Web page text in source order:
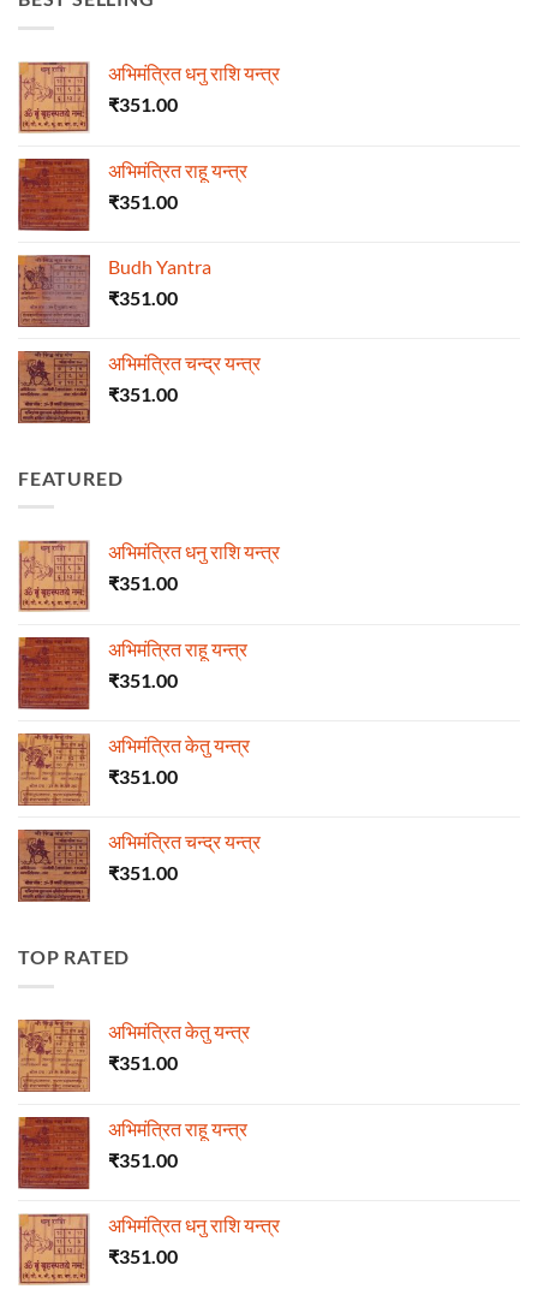
अभिमंत्रित धनु राशि यन्त्र
₹351.00
अभिमंत्रित राहू यन्त्र
₹351.00
Budh Yantra
₹351.00
अभिमंत्रित चन्द्र यन्त्र
₹351.00
FEATURED
अभिमंत्रित धनु राशि यन्त्र
₹351.00
अभिमंत्रित राहू यन्त्र
₹351.00
अभिमंत्रित केतु यन्त्र
₹351.00
अभिमंत्रित चन्द्र यन्त्र
₹351.00
TOP RATED
अभिमंत्रित केतु यन्त्र
₹351.00
अभिमंत्रित राहू यन्त्र
₹351.00
अभिमंत्रित धनु राशि यन्त्र
₹351.00